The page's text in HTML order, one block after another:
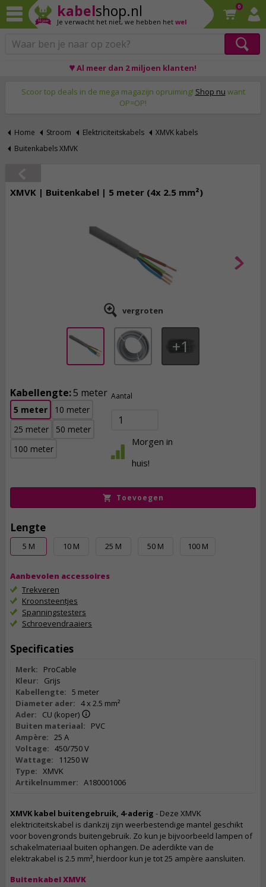
kabelshop.nl
Je verwacht het niet, we hebben het wel
0
♥ Al meer dan 2 miljoen klanten!
Scoor top deals in de mega magazijn opruiming! Shop nu want
OP=OP!
Home Stroom Elektriciteitskabels
XMVK kabels
Buitenkabels XMVK
XMVK | Buitenkabel | 5 meter (4x 2.5 mm²)
vergroten
1
Kabellengte:5 meter
5 meter
10 meter
25 meter
50 meter
100 meter
Aantal
Morgen in
huis!
Toevoegen
Lengte
5 M 10 M 25 M 50 M 100 M
Aanbevolen accessoires
Trekveren
Kroonsteentjes
Spanningstesters
Schroevendraaiers
Specificaties
Merk:
ProCable
Kleur:
Grijs
Kabellengte: 5 meter
Diameter ader: 4 x 2.5 mm²
Ader:
CU (koper)
Buiten materiaal:
PVC
Ampère: 25 A
Voltage: 450/750 V
Wattage:
11250 W
Type: XMVK
Artikelnummer: A180001006
XMVK kabel buitengebruik, 4-aderig - Deze XMVK
elektriciteitskabel is dankzij zijn weerbestendige mantel geschikt
voor bovengronds buitengebruik. Zo kun je bijvoorbeeld lampen of
schakelmateriaal buiten ophangen. De aderdikte van de
elektrakabel is 2.5 mm², hierdoor kun je tot 25 ampère aansluiten.
Buitenkabel XMVK